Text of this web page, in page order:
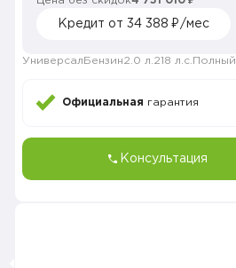
Кредит от 34 388 ₽/мес
Универсал Бензин2.0 л. 218 л.с. Полный
Официальная гарантия
Консультация